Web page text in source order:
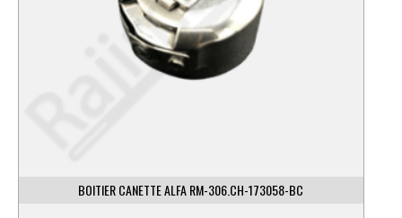
BOITIER CANETTE ALFA RM-306.CH-173058-BC